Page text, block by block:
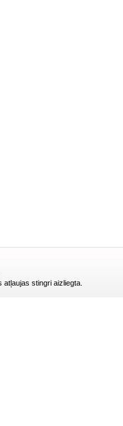
stingri aizliegta.